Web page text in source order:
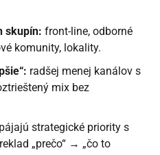
skupín: front-line, odborné
komunity, lokality.
radšej menej kanálov s
mix bez
strategické priority s
„prečo“ → „čo to